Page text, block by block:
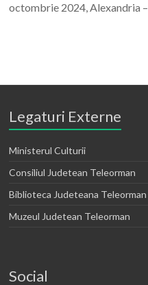
octombrie 2024, Alexandria –
Legaturi Externe
Ministerul Culturii
Consiliul Judetean Teleorman
Biblioteca Judeteana Teleorman
Muzeul Judetean Teleorman
Social